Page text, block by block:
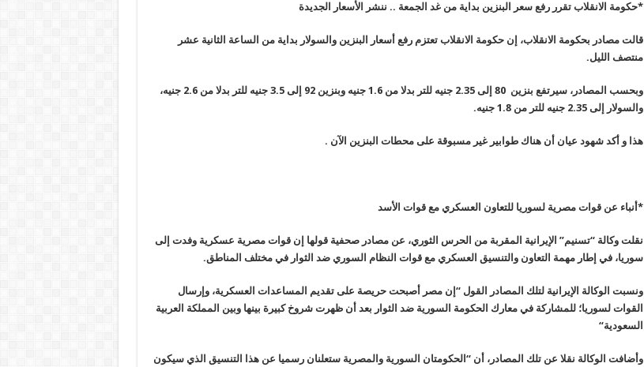
*حكومة الانقلاب تقرر رفع سعر البنزين بداية من غد الجمعة .. ننشر الأسعار الجديدة
قالت مصادر بحكومة الانقلاب، إن حكومة الانقلاب تعتزم رفع أسعار البنزين والسولار بداية من الساعة الثانية عشر
منتصف الليل.
وبحسب المصادر، سيرتفع بنزين 80 إلى 2.35 جنيه للتر بدلا من 1.6 جنيه وبنزين 92 إلى 3.5 جنيه للتر بدلا من 2.6 جنيه،
والسولار إلى 2.35 جنيه للتر من 1.8 جنيه
.
هذا و أكد شهود عيان أن هناك طوابير غير مسبوقة على محطات البنزين الآن .
*أنباء عن قوات مصرية لسوريا للتعاون العسكري مع قوات الأسد
نقلت وكالة “تسنيم” الإيرانية المقربة من الحرس الثوري، عن مصادر صحفية قولها إن قوات مصرية عسكرية وفدت إلى
سوريا، في إطار مهمة التعاون والتنسيق العسكري مع قوات النظام السوري ضد الثوار في مختلف المناطق.
ونسبت الوكالة الإيرانية لتلك المصادر القول “إن مصر أصبحت حريصة على تقديم المساعدات العسكرية، وإرسال
القوات لسوريا؛ للمشاركة في معارك الحكومة السورية ضد الثوار بعد أن ظهرت شروخ كبيرة بينها وبين المملكة العربية
السعودية“
وأضافت الوكالة نقلا عن تلك المصادر، أن “الحكومتان السورية والمصرية ستعلنان رسميا عن هذا التنسيق الذي سيكون